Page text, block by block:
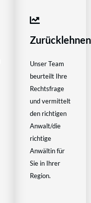
Zurücklehnen
Unser Team
beurteilt Ihre
Rechtsfrage
und vermittelt
den richtigen
Anwalt/die
richtige
Anwältin für
Sie in Ihrer
Region.